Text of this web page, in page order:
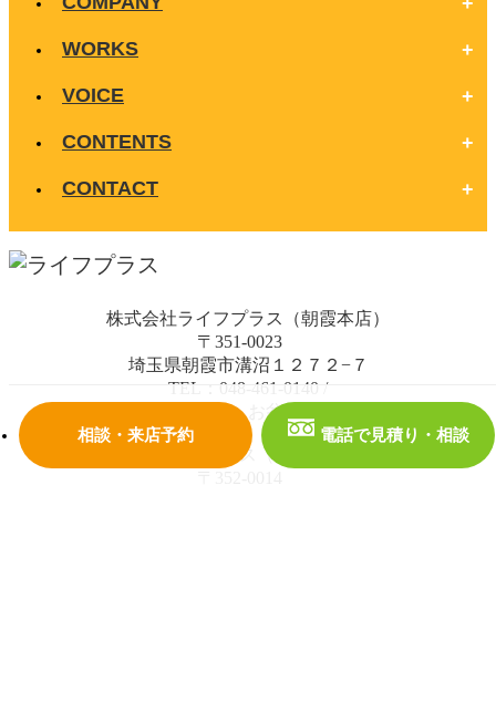
相談・来店予約 電話で見積り・相談
WORKS
VOICE
CONTENTS
CONTACT
株式会社ライフプラス（朝霞本店）
〒351-0023
埼玉県朝霞市溝沼１２７２−７
TEL：048-461-0140 /
日曜日・祝日・お盆・年末年始
株式会社ライフプラス（大泉学園通り店）